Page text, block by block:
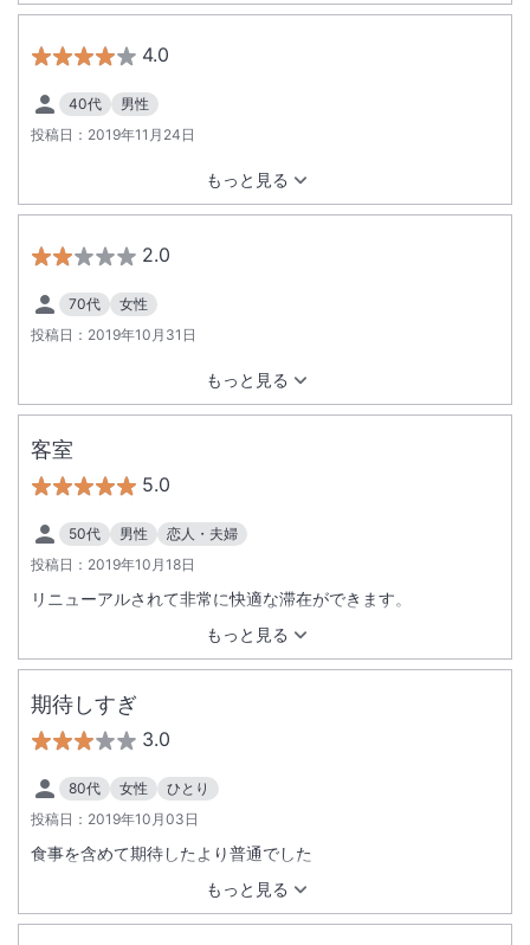
4.0
40代
男性
投稿日： 2019年11月24日
もっと見る
2.0
70代
女性
投稿日： 2019年10月31日
もっと見る
客室
5.0
50代 男性
恋人・夫婦
投稿日： 2019年10月18日
もっと見る
リニューアルされて非常に快適な滞在ができます。
期待しすぎ
3.0
80代 女性
ひとり
投稿日： 2019年10月03日
もっと見る
食事を含めて期待したより普通でした